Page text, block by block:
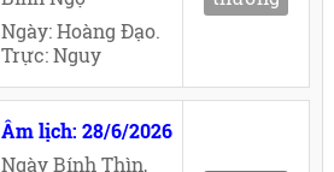
Ngày: Hoàng Đạo.
Trực: Nguy
Âm lịch: 28/6/2026
Ngày Bính Thìn,